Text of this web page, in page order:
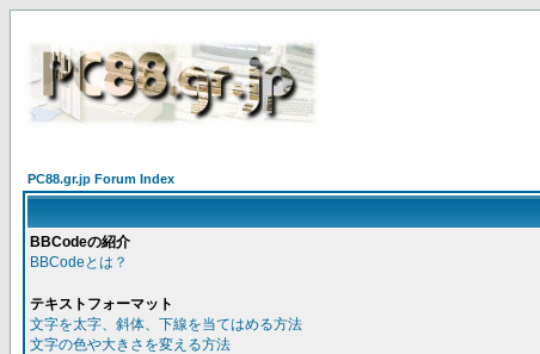
PC88.gr.jp Forum Index
BBCodeの紹介
BBCodeとは？
テキストフォーマット
文字を太字、斜体、下線を当てはめる方法
文字の色や大きさを変える方法